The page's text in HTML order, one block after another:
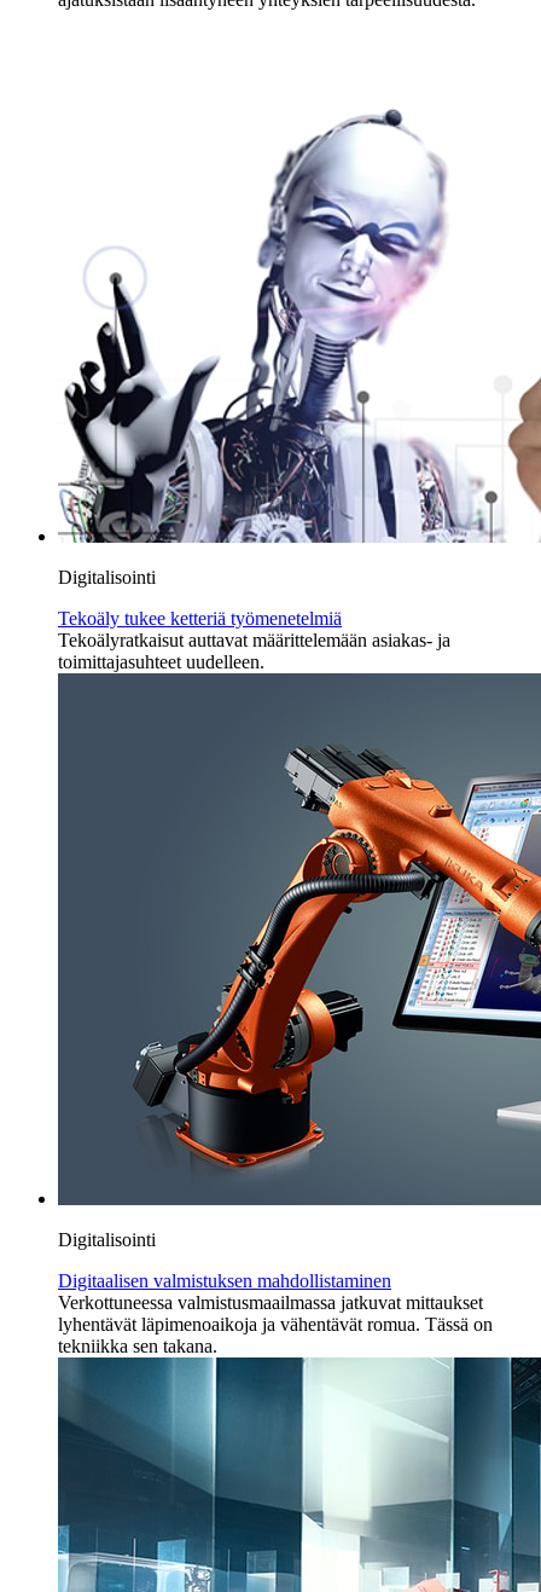
Digitalisointi
Tekoäly tukee ketteriä työmenetelmiä
Tekoälyratkaisut auttavat määrittelemään asiakas- ja
toimittajasuhteet uudelleen.
Digitalisointi
Digitaalisen valmistuksen mahdollistaminen
Verkottuneessa valmistusmaailmassa jatkuvat mittaukset
lyhentävät läpimenoaikoja ja vähentävät romua. Tässä on
tekniikka sen takana.